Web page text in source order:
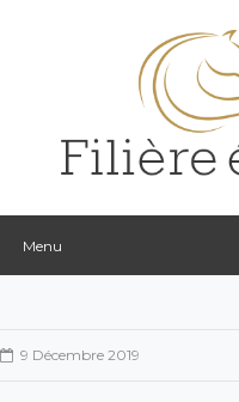
9 Décembre 2019